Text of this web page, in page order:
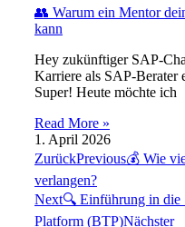
👥 Warum ein Mentor
kann
Hey zukünftiger SAP-
Karriere als SAP-Berater
Super! Heute möchte ich
Read More »
1. April 2026
ZurückPrevious💰 Wie
verlangen?
Next🔍 Einführung in die
Platform (BTP)Nächster